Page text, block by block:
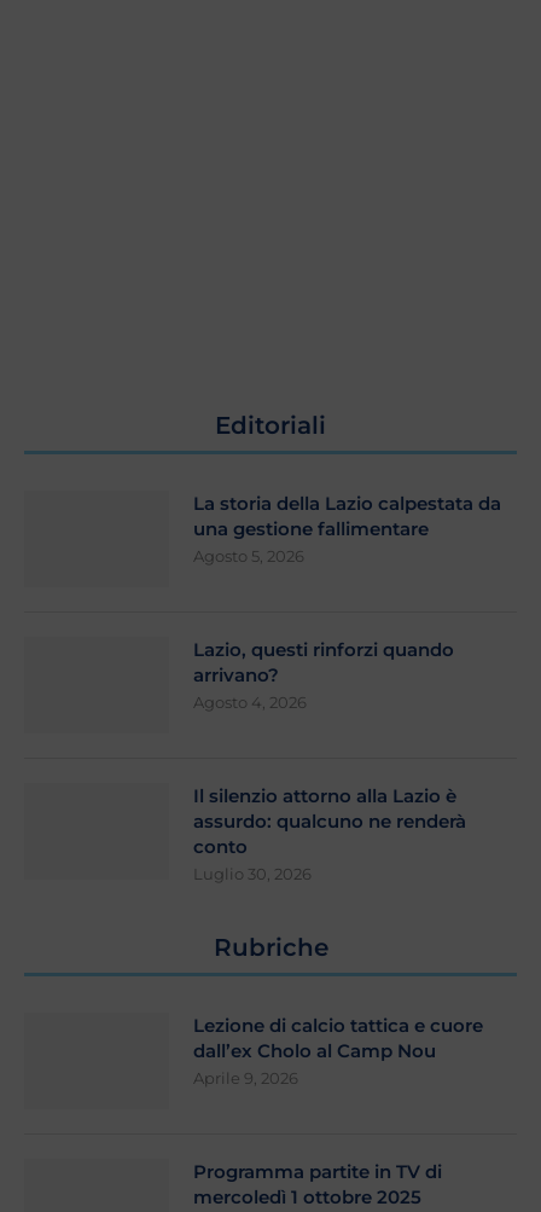
Editoriali
La storia della Lazio calpestata da
una gestione fallimentare
Agosto 5, 2026
Lazio, questi rinforzi quando
arrivano?
Agosto 4, 2026
Il silenzio attorno alla Lazio è
assurdo: qualcuno ne renderà
conto
Luglio 30, 2026
Rubriche
Lezione di calcio tattica e cuore
dall’ex Cholo al Camp Nou
Aprile 9, 2026
Programma partite in TV di
mercoledì 1 ottobre 2025